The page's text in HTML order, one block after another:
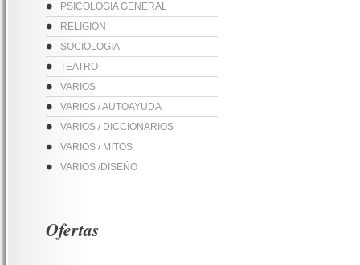
PSICOLOGIA GENERAL
RELIGION
SOCIOLOGIA
TEATRO
VARIOS
VARIOS / AUTOAYUDA
VARIOS / DICCIONARIOS
VARIOS / MITOS
VARIOS /DISEÑO
Ofertas